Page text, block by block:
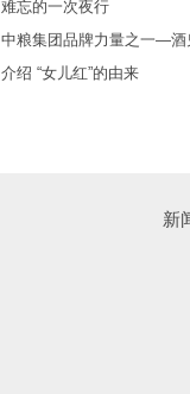
难忘的一次夜行
中粮集团品牌力量之一—酒
介绍 “女儿红”的由来
新